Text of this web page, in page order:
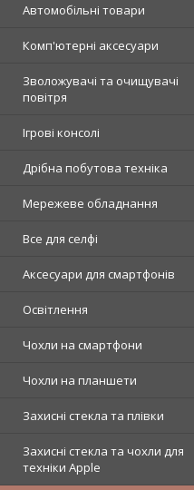
Автомобільні товари
Комп'ютерні аксесуари
Зволожувачі та очищувачі
повітря
Ігрові консолі
Дрібна побутова техніка
Мережеве обладнання
Все для селфі
Аксесуари для смартфонів
Освітлення
Чохли на смартфони
Чохли на планшети
Захисні стекла та плівки
Захисні стекла та чохли для
техніки Apple